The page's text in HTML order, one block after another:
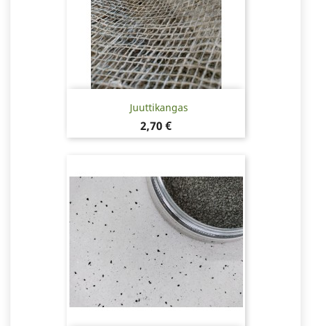
Juuttikangas
Hinta
2,70 €